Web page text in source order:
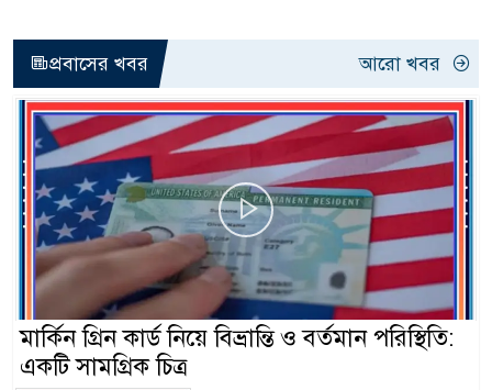
প্রবাসের খবর আরো খবর
মার্কিন গ্রিন কার্ড নিয়ে বিভ্রান্তি ও বর্তমান পরিস্থিতি:
একটি সামগ্রিক চিত্র